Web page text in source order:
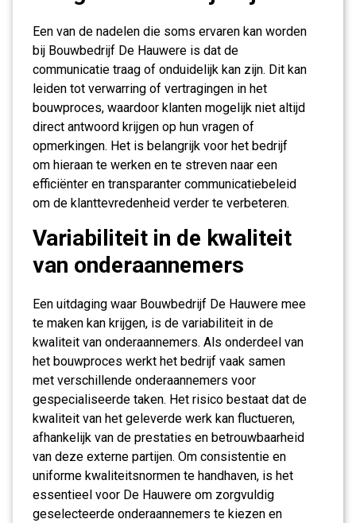
Een van de nadelen die soms ervaren kan worden
bij Bouwbedrijf De Hauwere is dat de
communicatie traag of onduidelijk kan zijn. Dit kan
leiden tot verwarring of vertragingen in het
bouwproces, waardoor klanten mogelijk niet altijd
direct antwoord krijgen op hun vragen of
opmerkingen. Het is belangrijk voor het bedrijf
om hieraan te werken en te streven naar een
efficiënter en transparanter communicatiebeleid
om de klanttevredenheid verder te verbeteren.
Variabiliteit in de kwaliteit
van onderaannemers
Een uitdaging waar Bouwbedrijf De Hauwere mee
te maken kan krijgen, is de variabiliteit in de
kwaliteit van onderaannemers. Als onderdeel van
het bouwproces werkt het bedrijf vaak samen
met verschillende onderaannemers voor
gespecialiseerde taken. Het risico bestaat dat de
kwaliteit van het geleverde werk kan fluctueren,
afhankelijk van de prestaties en betrouwbaarheid
van deze externe partijen. Om consistentie en
uniforme kwaliteitsnormen te handhaven, is het
essentieel voor De Hauwere om zorgvuldig
geselecteerde onderaannemers te kiezen en